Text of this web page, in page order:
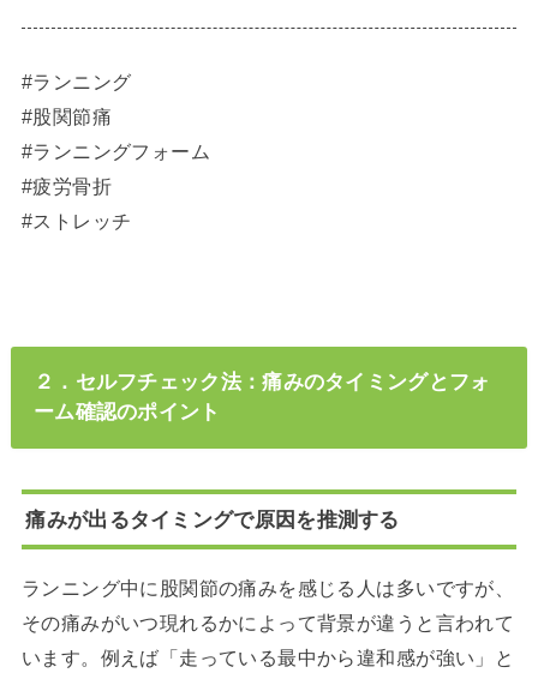
#ランニング
#股関節痛
#ランニングフォーム
#疲労骨折
#ストレッチ
２．セルフチェック法：痛みのタイミングとフォ
ーム確認のポイント
痛みが出るタイミングで原因を推測する
ランニング中に股関節の痛みを感じる人は多いですが、
その痛みがいつ現れるかによって背景が違うと言われて
います。例えば「走っている最中から違和感が強い」と